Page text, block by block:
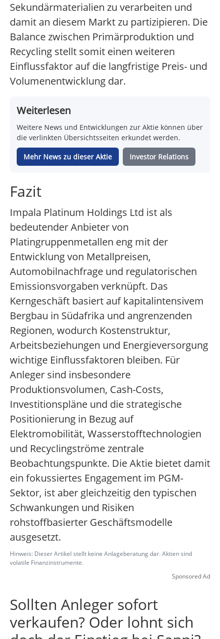
Sekundärmaterialien zu verarbeiten und
damit an diesem Markt zu partizipieren. Die
Balance zwischen Primärproduktion und
Recycling stellt somit einen weiteren
Einflussfaktor auf die langfristige Preis- und
Volumenentwicklung dar.
Weiterlesen
Weitere News und Entwicklungen zur Aktie können über
die verlinkten Übersichtsseiten erkundet werden.
Mehr News zu dieser Aktie Investor Relations
Fazit
Impala Platinum Holdings Ltd ist als
bedeutender Anbieter von
Platingruppenmetallen eng mit der
Entwicklung von Metallpreisen,
Automobilnachfrage und regulatorischen
Emissionsvorgaben verknüpft. Das
Kerngeschäft basiert auf kapitalintensivem
Bergbau in Südafrika und angrenzenden
Regionen, wodurch Kostenstruktur,
Arbeitsbeziehungen und Energieversorgung
wichtige Einflussfaktoren bleiben. Für
Anleger sind insbesondere
Produktionsvolumen, Cash-Costs,
Investitionspläne und die strategische
Positionierung in Bezug auf
Elektromobilität, Wasserstofftechnologien
und Recyclingströme zentrale
Beobachtungspunkte. Die Aktie bietet damit
ein fokussiertes Engagement im PGM-
Sektor, ist aber gleichzeitig den typischen
Schwankungen und Risiken
rohstoffbasierter Geschäftsmodelle
ausgesetzt.
Hinweis: Dieser Artikel stellt keine Anlageberatung dar. Aktien sind
volatile Finanzinstrumente.
Sponsored Ad
Sollten Anleger sofort
verkaufen? Oder lohnt sich